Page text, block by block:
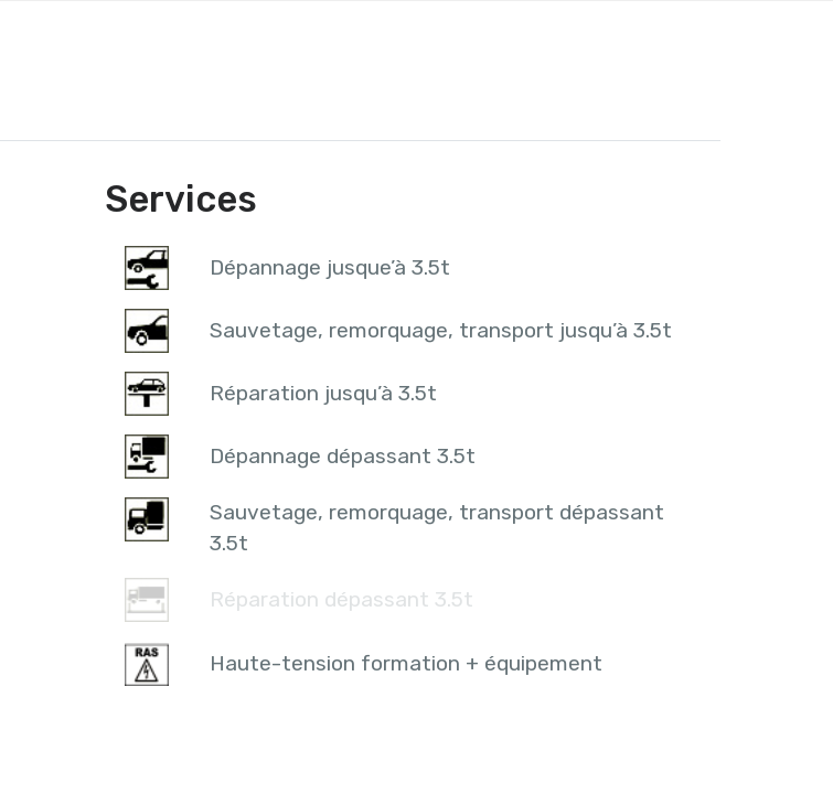
Services
Dépannage jusque’à 3.5t
Sauvetage, remorquage, transport jusqu’à 3.5t
Réparation jusqu’à 3.5t
Dépannage dépassant 3.5t
Sauvetage, remorquage, transport dépassant
3.5t
Réparation dépassant 3.5t
Haute-tension formation + équipement